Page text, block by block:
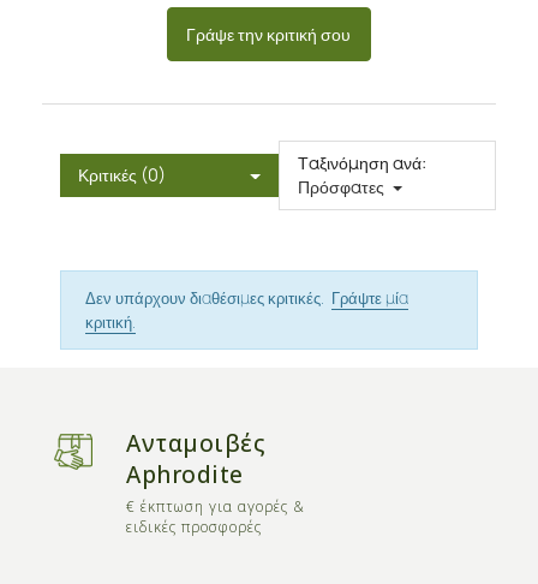
Γράψε την κριτική σου
Κριτικές (0)
Ταξινόμηση ανά:
Πρόσφατες
Δεν υπάρχουν διαθέσιμες κριτικές. Γράψτε μία
κριτική.
Ανταμοιβές
Aphrodite
€ έκπτωση για αγορές &
ειδικές προσφορές